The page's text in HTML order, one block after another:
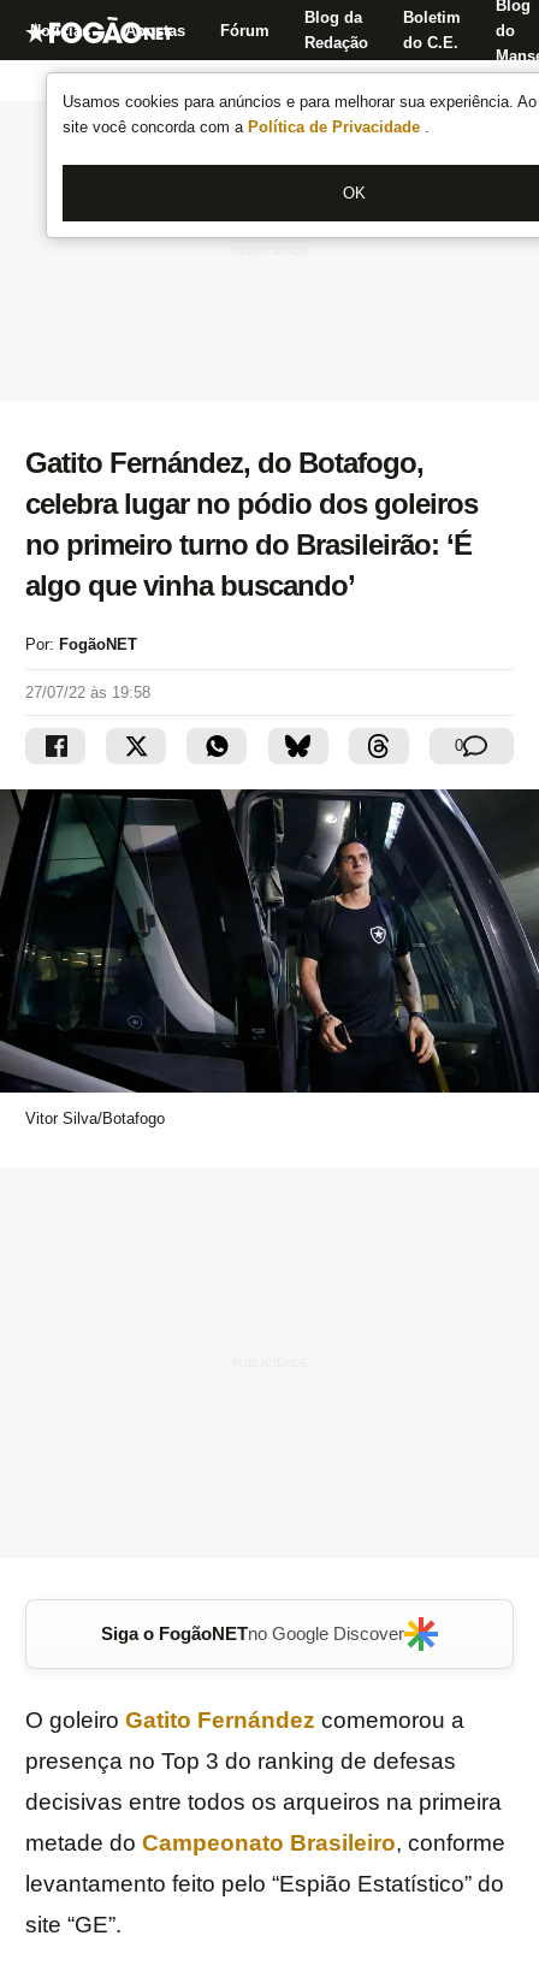
Usamos cookies para anúncios e para melhorar sua experiência.
site você concorda com a Política de Privacidade .
OK
Notícias Apostas Fórum
Blog da
Redação
Boletim
do C.E.
Blog
do
Gatito Fernández, do Botafogo,
celebra lugar no pódio dos goleiros
no primeiro turno do Brasileirão: ‘É
algo que vinha buscando’
Por: FogãoNET
27/07/22 às 19:58
0
Vitor Silva/Botafogo
Siga o FogãoNETno Google Discover
O goleiro Gatito Fernández comemorou a
presença no Top 3 do ranking de defesas
decisivas entre todos os arqueiros na primeira
metade do Campeonato Brasileiro, conforme
levantamento feito pelo “Espião Estatístico” do
site “GE”.